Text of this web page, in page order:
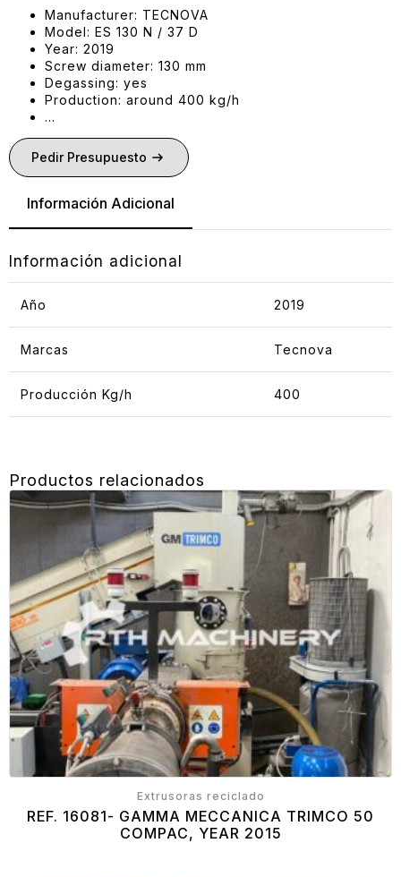
Manufacturer: TECNOVA
Model: ES 130 N / 37 D
Year: 2019
Screw diameter: 130 mm
Degassing: yes
Production: around 400 kg/h
…
Pedir Presupuesto
Información Adicional
Información adicional
Año 2019
Marcas Tecnova
Producción Kg/h 400
Productos relacionados
Extrusoras reciclado
REF. 16081- GAMMA MECCANICA TRIMCO 50
COMPAC, YEAR 2015